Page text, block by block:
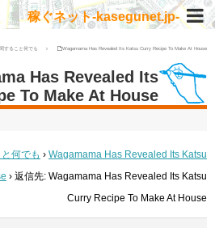
稼ぐネット-kasegunet.jp-
すること何でも Wagamama Has Revealed Its Katsu Curry Recipe To Make At House
Has Revealed Its
To Make At House
何でも › Wagamama Has Revealed Its Katsu
› 返信先: Wagamama Has Revealed Its Katsu
Curry Recipe To Make At House